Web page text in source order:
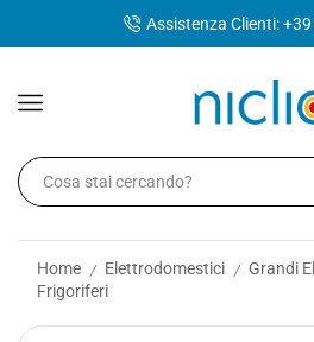
Assistenza Clienti:
Home / Elettrodomestici / Grandi
Frigoriferi